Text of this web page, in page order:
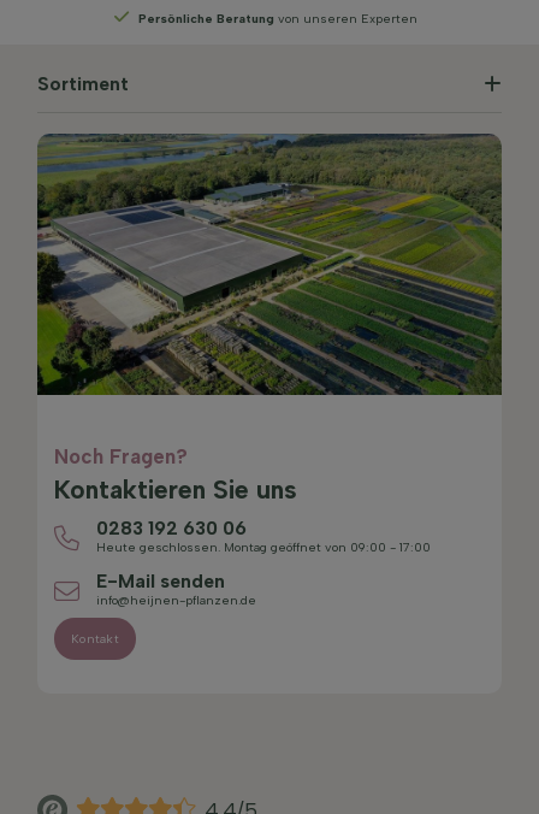
WählenSie Ihre Lieferwoche
Sortiment
Noch Fragen?
Kontaktieren Sie uns
0283 192 630 06
Heute geschlossen. Montag geöffnet von 09:00 - 17:00
E-Mail senden
info@heijnen-pflanzen.de
Kontakt